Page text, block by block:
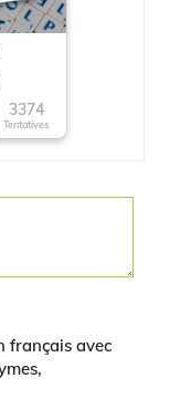
3374
Tentatives
français avec